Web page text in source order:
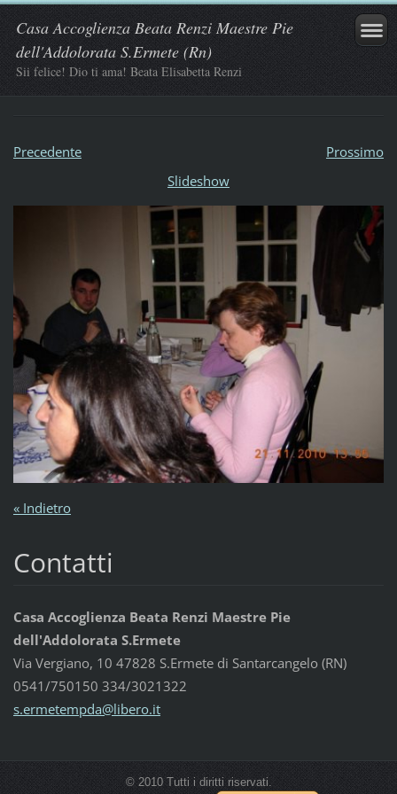
Casa Accoglienza Beata Renzi Maestre Pie
dell'Addolorata S.Ermete (Rn)
Sii felice! Dio ti ama! Beata Elisabetta Renzi
Precedente
Prossimo
Slideshow
« Indietro
Contatti
Casa Accoglienza Beata Renzi Maestre Pie
dell'Addolorata S.Ermete
Via Vergiano, 10 47828 S.Ermete di Santarcangelo (RN)
0541/750150 334/3021322
s.ermetempda@libero.it
© 2010 Tutti i diritti riservati.